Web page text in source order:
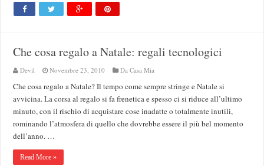
Che cosa regalo a Natale: regali tecnologici
Devil Novembre 23, 2010 Da Casa Mia
Che cosa regalo a Natale? Il tempo come sempre stringe e Natale si
avvicina. La corsa al regalo si fa frenetica e spesso ci si riduce all’ultimo
minuto, con il rischio di acquistare cose inadatte o totalmente inutili,
rominando l’atmosfera di quello che dovrebbe essere il più bel momento
dell’anno. …
Read More »